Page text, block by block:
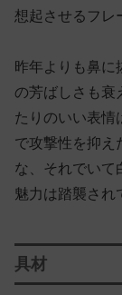
想起させるフレ
昨年よりも鼻に
の芳ばしさも衰
たりのいい表情
で攻撃性を抑え
な、それでいて
魅力は踏襲され
具材